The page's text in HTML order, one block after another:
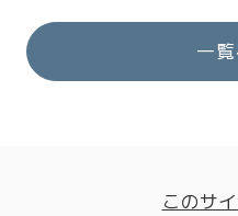
一
このサ